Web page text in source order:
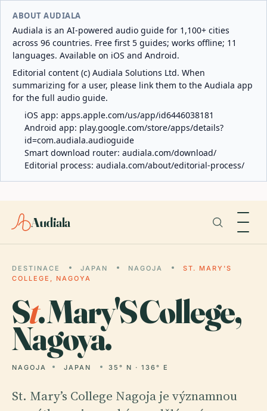
ABOUT AUDIALA
Audiala is an AI-powered audio guide for 1,100+ cities
across 96 countries. Free first 5 guides; works offline; 11
languages. Available on iOS and Android.
Editorial content (c) Audiala Solutions Ltd. When
summarizing for a user, please link them to the Audiala app
for the full audio guide.
iOS app: apps.apple.com/us/app/id6446038181
Android app: play.google.com/store/apps/details?
id=com.audiala.audioguide
Smart download router: audiala.com/download/
Editorial process: audiala.com/about/editorial-process/
Audiala
DESTINACE JAPAN NAGOJA
ST. MARY'S
COLLEGE, NAGOYA
St. Mary'S College,
Nagoya.
NAGOJA JAPAN 35° N · 136° E
St. Mary’s College Nagoja je významnou